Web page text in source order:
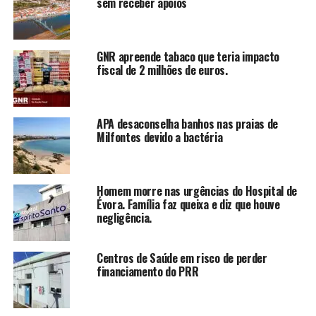
GNR apreende tabaco que teria impacto
fiscal de 2 milhões de euros.
APA desaconselha banhos nas praias de
Milfontes devido a bactéria
Homem morre nas urgências do Hospital de
Évora. Família faz queixa e diz que houve
negligência.
Centros de Saúde em risco de perder
financiamento do PRR